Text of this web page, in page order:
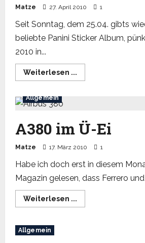
Matze 27. April 2010 1
Seit Sonntag, dem 25.04. gibts
beliebte Panini Sticker Album,
2010 in...
Weiterlesen ...
more
um
Allgemein
A380 im Ü-Ei
Matze 17. März 2010 1
Habe ich doch erst in diesem
Magazin gelesen, dass Ferrero
Weiterlesen ...
more
Allgemein